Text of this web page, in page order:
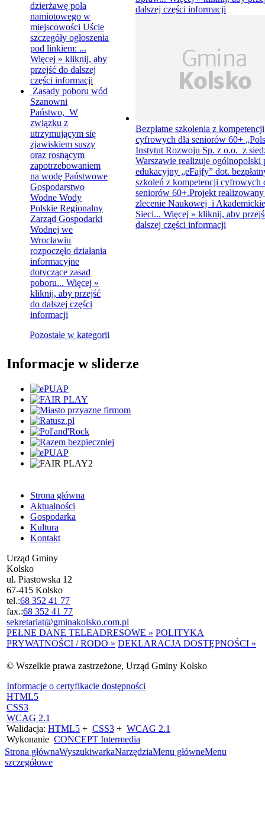
dzierżawę pola
namiotowego w
miejscowości Uście
szczegóły ogłoszenia
pod linkiem: ...
Więcej » kliknij, aby
przejść do dalszej
części informacji
Zasady poboru wód
Szanowni
Państwo, W
związku z
utrzymującym się
zjawiskiem suszy
oraz rosnącym
zapotrzebowaniem
na wodę Państwowe
Gospodarstwo
Wodne Wody
Polskie Regionalny
Zarząd Gospodarki
Wodnej we
Wrocławiu
rozpoczęło działania
informacyjne
dotyczące zasad
poboru... Więcej »
kliknij, aby przejść
do dalszej części
informacji
Pozostałe w kategorii
dalszej części informacji
Bezpłatne szkolenia z kompetencji
cyfrowych dla seniorów 60+
Instytut Rozwoju Sp. z o.o. z
Warszawie realizuje
edukacyjny „eFajfy” dot.
szkoleń z kompetencji cyfrowych
seniorów 60+.Projekt realizowany
zlecenie Naukowej i
Sieci... Więcej » kliknij, aby
dalszej części informacji
Informacje w sliderze
Strona główna
Aktualności
Gospodarka
Kultura
Kontakt
Urząd Gminy
Kolsko
ul. Piastowska 12
67-415 Kolsko
tel.:68 352 41 77
fax.:68 352 41 77
sekretariat@gminakolsko.com.pl
PEŁNE DANE TELEADRESOWE » POLITYKA
PRYWATNOŚCI / RODO » DEKLARACJA DOSTĘPNOŚCI »
© Wszelkie prawa zastrzeżone, Urząd Gminy Kolsko
Informacje o certyfikacie dostępności
HTML5
CSS3
WCAG 2.1
Walidacja: HTML5 + CSS3 + WCAG 2.1
Wykonanie CONCEPT Intermedia
Strona głównaWyszukiwarkaNarzędziaMenu główneMenu
szczegółowe